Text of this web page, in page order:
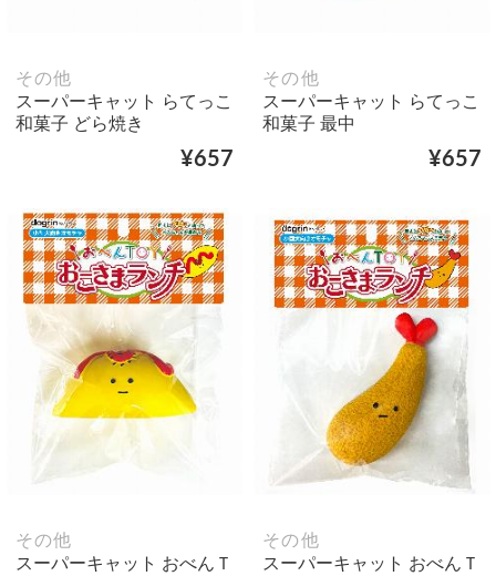
その他
スーパーキャット らてっこ
和菓子 どら焼き
¥657
その他
スーパーキャット らてっこ
和菓子 最中
¥657
その他
スーパーキャット おべんＴ
その他
スーパーキャット おべんＴ